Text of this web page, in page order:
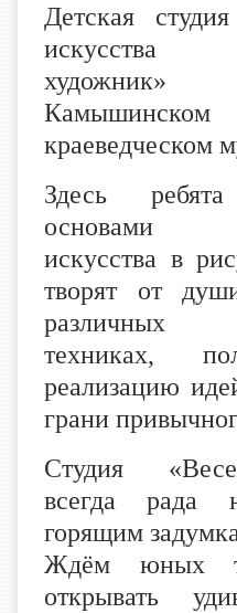
Детская студия
краеведческом
Здесь
основами
искусства в
творят от
различных
техниках,
реализацию
грани
Студия
всегда
горящим
Ждём юных
открывать